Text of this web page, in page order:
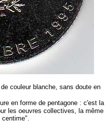
couleur blanche, sans doute en
en forme de pentagone : c'est la
les oeuvres collectives, la même
centime".